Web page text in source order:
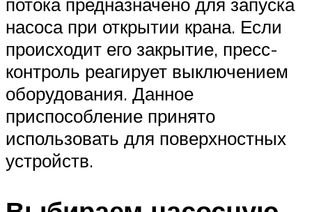
насоса при открытии крана. Если
происходит его закрытие, пресс-
контроль реагирует выключением
оборудования. Данное
приспособление принято
использовать для поверхностных
устройств.